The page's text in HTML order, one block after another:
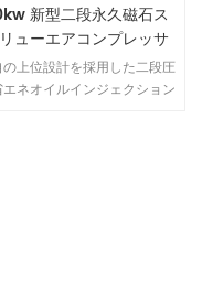
新型二段永久磁石ス
ューエアコンプレッサ
ー
上位設計を採用した二段圧
ネオイルインジェクション